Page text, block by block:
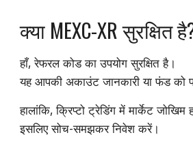
क्या MEXC-XR सुरक्षित
हाँ, रेफरल कोड का उपयोग सुरक्षित है।
यह आपकी अकाउंट जानकारी या फंड को
हालांकि, क्रिप्टो ट्रेडिंग में मार्केट
इसलिए सोच-समझकर निवेश करें।